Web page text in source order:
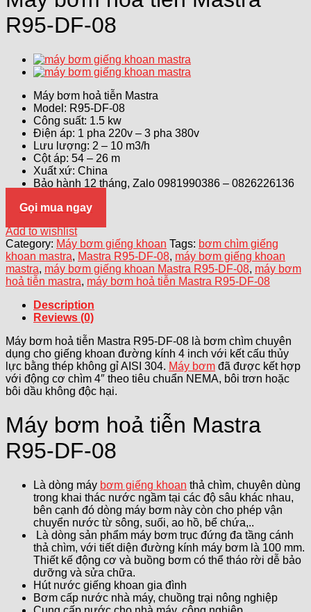
R95-DF-08
Máy bơm hoả tiễn Mastra
Model: R95-DF-08
Công suất: 1.5 kw
Điện áp: 1 pha 220v – 3 pha 380v
Lưu lượng: 2 – 10 m3/h
Cột áp: 54 – 26 m
Xuất xứ: China
Bảo hành 12 tháng, Zalo 0981990386 – 0826226136
Gọi mua ngay
Add to wishlist
Category: Máy bơm giếng khoan Tags: bơm chìm giếng
khoan mastra, Mastra R95-DF-08, máy bơm giếng khoan
mastra, máy bơm giếng khoan Mastra R95-DF-08, máy bơm
hoả tiễn mastra, máy bơm hoả tiễn Mastra R95-DF-08
Description
Reviews (0)
Máy bơm hoả tiễn Mastra R95-DF-08 là bơm chìm chuyên
dụng cho giếng khoan đường kính 4 inch với kết cấu thủy
lực bằng thép không gỉ AISI 304. Máy bơm đã được kết hợp
với động cơ chìm 4″ theo tiêu chuẩn NEMA, bôi trơn hoặc
bôi dầu không độc hại.
Máy bơm hoả tiễn Mastra
R95-DF-08
Là dòng máy bơm giếng khoan thả chìm, chuyên dùng
trong khai thác nước ngầm tại các độ sâu khác nhau,
bên cạnh đó dòng máy bơm này còn cho phép vận
chuyển nước từ sông, suối, ao hồ, bể chứa,..
Là dòng sản phẩm máy bơm trục đứng đa tầng cánh
thả chìm, với tiết diện đường kính máy bơm là 100 mm.
Thiết kế động cơ và buồng bơm có thể tháo rời dễ bảo
dưỡng và sửa chữa.
Hút nước giếng khoan gia đình
Bơm cấp nước nhà máy, chuồng trại nông nghiệp